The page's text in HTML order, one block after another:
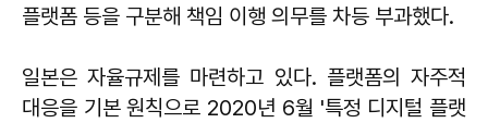
플랫폼 등을 구분해 책임 이행 의무를 차등 부과했다.
일본은 자율규제를 마련하고 있다. 플랫폼의 자주적
대응을 기본 원칙으로 2020년 6월 '특정 디지털 플랫